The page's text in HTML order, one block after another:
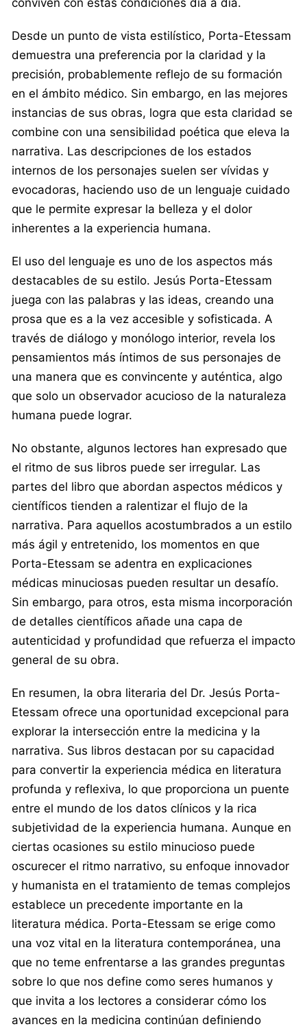
Desde un punto de vista estilístico, Porta-Etessam
demuestra una preferencia por la claridad y la
precisión, probablemente reflejo de su formación
en el ámbito médico. Sin embargo, en las mejores
instancias de sus obras, logra que esta claridad se
combine con una sensibilidad poética que eleva la
narrativa. Las descripciones de los estados
internos de los personajes suelen ser vívidas y
evocadoras, haciendo uso de un lenguaje cuidado
que le permite expresar la belleza y el dolor
inherentes a la experiencia humana.
El uso del lenguaje es uno de los aspectos más
destacables de su estilo. Jesús Porta-Etessam
juega con las palabras y las ideas, creando una
prosa que es a la vez accesible y sofisticada. A
través de diálogo y monólogo interior, revela los
pensamientos más íntimos de sus personajes de
una manera que es convincente y auténtica, algo
que solo un observador acucioso de la naturaleza
humana puede lograr.
No obstante, algunos lectores han expresado que
el ritmo de sus libros puede ser irregular. Las
partes del libro que abordan aspectos médicos y
científicos tienden a ralentizar el flujo de la
narrativa. Para aquellos acostumbrados a un estilo
más ágil y entretenido, los momentos en que
Porta-Etessam se adentra en explicaciones
médicas minuciosas pueden resultar un desafío.
Sin embargo, para otros, esta misma incorporación
de detalles científicos añade una capa de
autenticidad y profundidad que refuerza el impacto
general de su obra.
En resumen, la obra literaria del Dr. Jesús Porta-
Etessam ofrece una oportunidad excepcional para
explorar la intersección entre la medicina y la
narrativa. Sus libros destacan por su capacidad
para convertir la experiencia médica en literatura
profunda y reflexiva, lo que proporciona un puente
entre el mundo de los datos clínicos y la rica
subjetividad de la experiencia humana. Aunque en
ciertas ocasiones su estilo minucioso puede
oscurecer el ritmo narrativo, su enfoque innovador
y humanista en el tratamiento de temas complejos
establece un precedente importante en la
literatura médica. Porta-Etessam se erige como
una voz vital en la literatura contemporánea, una
que no teme enfrentarse a las grandes preguntas
sobre lo que nos define como seres humanos y
que invita a los lectores a considerar cómo los
avances en la medicina continúan definiendo